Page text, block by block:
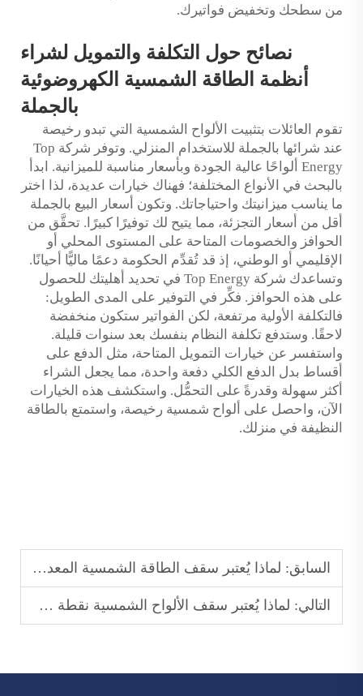
من سطحك وتخفيض فواتيرك.
نصائح حول التكلفة والتمويل لشراء
أنظمة الطاقة الشمسية الكهروضوئية
بالجملة
تقوم العائلات بتثبيت الألواح الشمسية التي تبدو رخيصة
عند شرائها بالجملة للاستخدام المنزلي. وتوفر شركة Top
Energy ألواحًا عالية الجودة وبأسعار مناسبة للميزانية. ابدأ
بالبحث في الأنواع المختلفة؛ فهناك خيارات عديدة، لذا اختر
ما يناسب ميزانيتك واحتياجاتك. وتكون أسعار البيع بالجملة
أقل من أسعار التجزئة، مما يتيح لك توفيرًا كبيرًا. تحقَّق من
الحوافز والخصومات المتاحة على المستوى المحلي أو
الإقليمي أو الوطني، إذ قد تُقدِّم الحكومة دعمًا ماليًّا أحيانًا.
وتساعدك شركة Top Energy في تحديد أهليتك للحصول
على هذه الحوافز. فكِّر في التوفير على المدى الطويل:
فالتكلفة الأولية مرتفعة، لكن الفواتير ستكون منخفضة
لاحقًا. وستدفع تكلفة النظام بنفسك بعد سنوات قليلة.
واستفسر عن خيارات التمويل المتاحة، مثل الدفع على
أقساط بدل الدفع الكلي دفعة واحدة، مما يجعل الشراء
أكثر سهولة وقدرةً على التحمُّل. واستكشف هذه الخيارات
الآن، واحصل على ألواح شمسية رخيصة، واستمتع بالطاقة
النظيفة في منزلك.
السابق: لماذا يُعتبر سقف الطاقة الشمسية المعدني الحل المفضل للمباني الموفرة للطاقة؟
التالي: لماذا يُعتبر سقف الألواح الشمسية نقطة جذب رئيسية في مجال تجديد المساكن؟